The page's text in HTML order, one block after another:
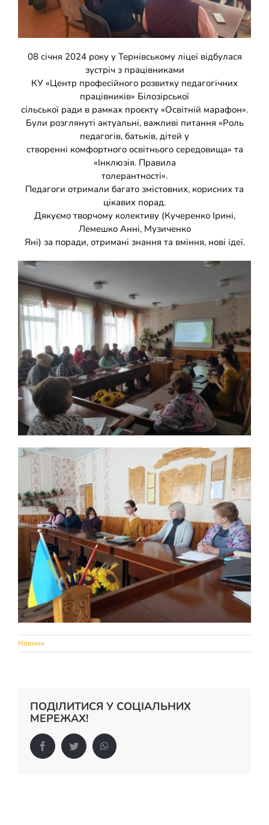
Накази
КОЗАЦЬКА ПЕДАГОГІКА
ФІНАНСОВО-ГОСПОДАРСЬКА РОБОТА
ШКІЛЬНІ МУЗЕЇ
ІННОВАЦІЙНА ОСВІТА
Електронні журнали
Новий освітній простір
БАТЬКАМ
ПРОЗОРІСТЬ ТА ІНФОРМАЦІЙНА ВІДКРИТІСТЬ ЗАКЛАДУ
ШКІЛЬНА БІБЛІОТЕКА
08 січня 2024 року у Тернівському ліцеї відбулася
зустріч з працівниками
КУ «Центр професійного розвитку педагогічних
працівників» Білозірської
сільської ради в рамках проєкту «Освітній марафон».
Були розглянуті актуальні, важливі питання «Роль
педагогів, батьків, дітей у
створенні комфортного освітнього середовища» та
«Інклюзія. Правила
толерантності».
Педагоги отримали багато змістовних, корисних та
цікавих порад.
Дякуємо творчому колективу (Кучеренко Ірині,
Лемешко Анні, Музиченко
Яні) за поради, отримані знання та вміння, нові ідеї.
Новини
ПОДІЛИТИСЯ У СОЦІАЛЬНИХ
МЕРЕЖАХ!
FacebookTwitter WhatsApp